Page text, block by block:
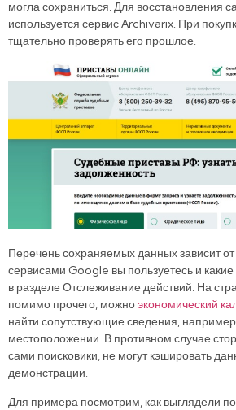
могла сохраниться. Для восстановления
используется сервис Аrchivarix. При
тщательно проверять его прошлое.
Перечень сохраняемых данных зависит от
сервисами Google вы пользуетесь и
в разделе Отслеживание действий. На
помимо прочего, можноэкономический
найти сопутствующие сведения,
местоположении. В противном случае
сами поисковики, не могут кэшировать
демонстрации.
Для примера посмотрим, как выглядели